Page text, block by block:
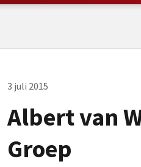
3 juli 2015
Albert van
Groep